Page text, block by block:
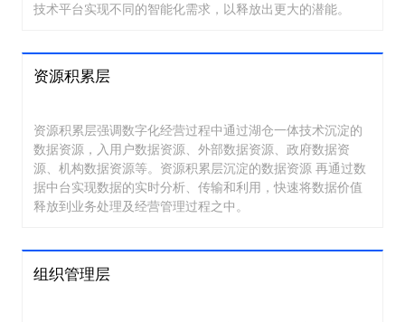
技术平台实现不同的智能化需求，以释放出更大的潜能。
资源积累层
资源积累层强调数字化经营过程中通过湖仓一体技术沉淀的
数据资源，入用户数据资源、外部数据资源、政府数据资
源、机构数据资源等。资源积累层沉淀的数据资源 再通过数
据中台实现数据的实时分析、传输和利用，快速将数据价值
释放到业务处理及经营管理过程之中。
组织管理层